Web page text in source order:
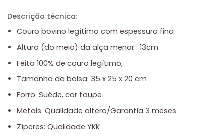
Descrição técnica:
Couro bovino legítimo com espessura fina
Altura (do meio) da alça menor : 13cm
Feita 100% de couro legítimo;
Tamanho da bolsa: 35 x 25 x 20 cm
Forro: Suéde, cor taupe
Metais: Qualidade altero/Garantia 3 meses
Zíperes: Qualidade YKK